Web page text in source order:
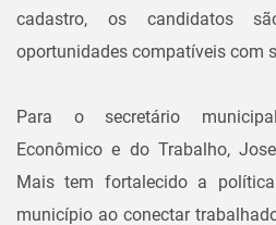
cadastro, os candidatos
oportunidades compatíveis com
Para o secretário
Econômico e do Trabalho,
Mais tem fortalecido a
município ao conectar